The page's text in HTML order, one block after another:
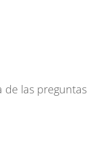
de las preguntas